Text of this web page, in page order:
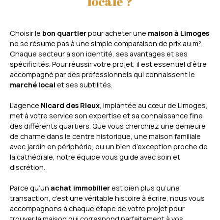
Choisir le bon quartierpour acheter une maison à Limoges
ne se résume pas à une simple comparaison de prix au m².
Chaque secteur a son identité, ses avantages et ses
spécificités. Pour réussir votre projet, il est essentiel d’être
accompagné par des professionnels qui connaissent le
marché local et ses subtilités.
L’agence Nicard des Rieux , implantée au cœur de Limoges,
met à votre service son expertise et sa connaissance fine
des différents quartiers. Que vous cherchiez une demeure
de charme dans le centre historique, une maison familiale
avec jardin en périphérie, ou un bien d’exception proche de
la cathédrale, notre équipe vous guide avec soin et
discrétion.
Parce qu’un achat immobilierest bien plus qu’une
transaction, c’est une véritable histoire à écrire, nous vous
accompagnons à chaque étape de votre projet pour